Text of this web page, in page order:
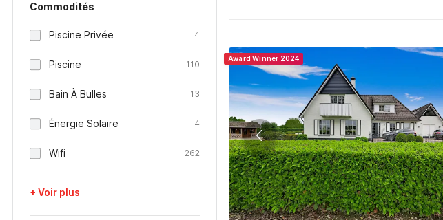
Commodités
Piscine Privée 4
Piscine 110
Bain À Bulles 13
Énergie Solaire 4
Wifi 262
+ Voir plus
Award Winner 2024